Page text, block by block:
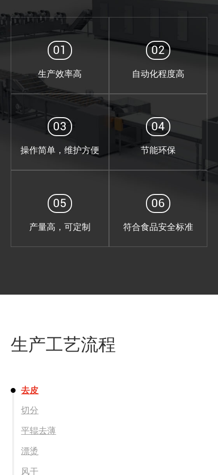
01
生产效率高
02
自动化程度高
03
操作简单，维护方便
04
节能环保
05
产量高，可定制
06
符合食品安全标准
生产工艺流程
去皮
切分
平辊去薄
漂烫
风干